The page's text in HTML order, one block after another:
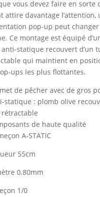
vous devez faire en sorte
attire davantage l’attention,
pop-up peut changer
Ce montage est équipé
statique recouvert d’un
qui maintient en
ups les plus flottantes.
de pêcher avec de gros
statique : plomb olive
de haute qualité
A-STATIC
55cm
0.80mm
1/0